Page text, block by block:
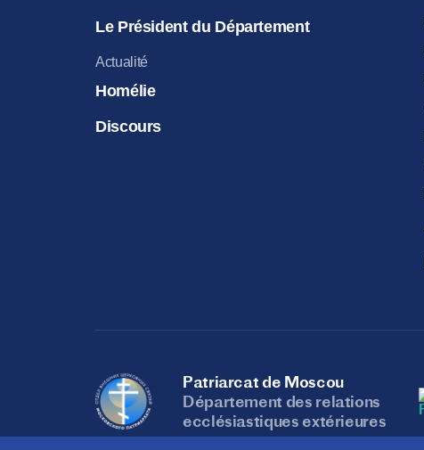
Le Président du Département
Actualité
Homélie
Discours
Patriarcat de Moscou
Département des relations
ecclésiastiques extérieures